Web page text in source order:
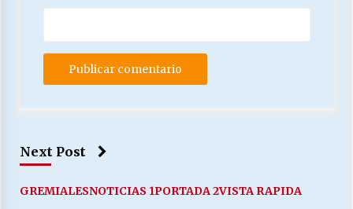
Next Post
GREMIALESNOTICIAS 1PORTADA 2VISTA RAPIDA